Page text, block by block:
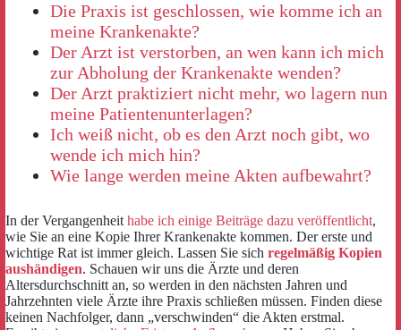
Die Praxis ist geschlossen, wie komme ich an
meine Krankenakte?
Der Arzt ist verstorben, an wen kann ich mich
zur Abholung der Krankenakte wenden?
Der Arzt praktiziert nicht mehr, wo lagern nun
meine Patientenunterlagen?
Ich weiß nicht, ob es den Arzt noch gibt, wo
wende ich mich hin?
Wie lange werden meine Akten aufbewahrt?
In der Vergangenheit habe ich einige Beiträge dazu veröffentlicht,
wie Sie an eine Kopie Ihrer Krankenakte kommen. Der erste und
wichtige Rat ist immer gleich. Lassen Sie sich regelmäßig Kopien
aushändigen. Schauen wir uns die Ärzte und deren
Altersdurchschnitt an, so werden in den nächsten Jahren und
Jahrzehnten viele Ärzte ihre Praxis schließen müssen. Finden diese
keinen Nachfolger, dann „verschwinden“ die Akten erstmal.